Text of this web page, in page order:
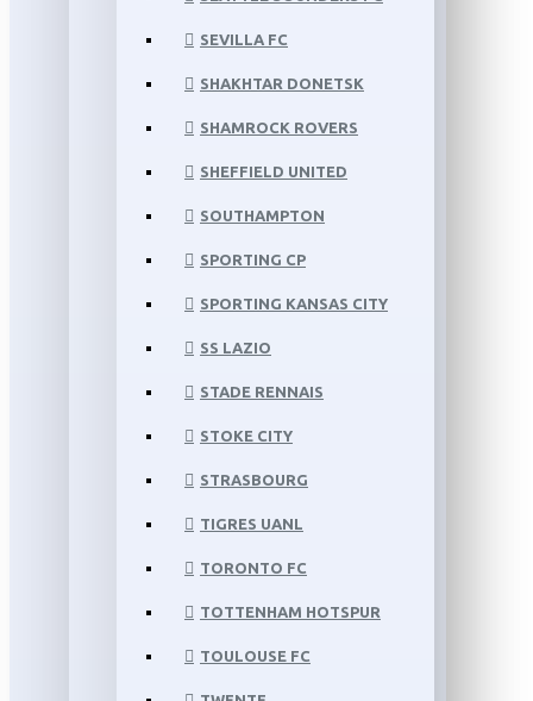
SEVILLA FC
SHAKHTAR DONETSK
SHAMROCK ROVERS
SHEFFIELD UNITED
SOUTHAMPTON
SPORTING CP
SPORTING KANSAS CITY
SS LAZIO
STADE RENNAIS
STOKE CITY
STRASBOURG
TIGRES UANL
TORONTO FC
TOTTENHAM HOTSPUR
TOULOUSE FC